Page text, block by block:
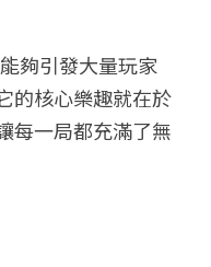
夠引發大量玩家
的核心樂趣就在於
每一局都充滿了無